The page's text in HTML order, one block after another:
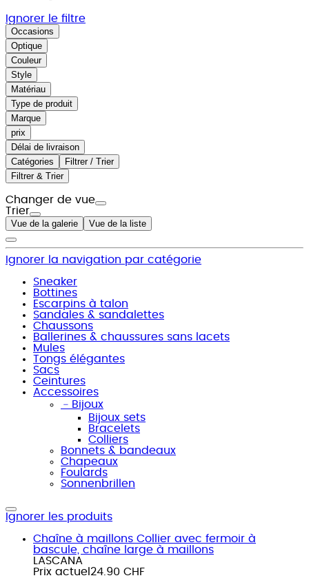
Ignorer le filtre
Occasions
Optique
Couleur
Style
Matériau
Type de produit
Marque
prix
Délai de livraison
Catégories
Filtrer / Trier
Filtrer & Trier
Changer de vue
Trier
Vue de la galerie Vue de la liste
Ignorer la navigation par catégorie
Sneaker
Bottines
Escarpins à talon
Sandales & sandalettes
Chaussons
Ballerines & chaussures sans lacets
Mules
Tongs élégantes
Sacs
Ceintures
Accessoires
﹣ Bijoux
Bijoux sets
Bracelets
Colliers
Bonnets & bandeaux
Chapeaux
Foulards
Sonnenbrillen
Ignorer les produits
Chaîne à maillons Collier avec fermoir à
bascule, chaîne large à maillons
LASCANA
Prix actuel 24.90 CHF